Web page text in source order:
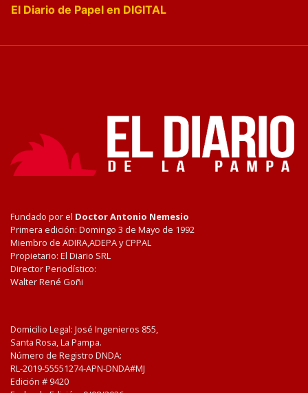
El Diario de Papel en DIGITAL
Fundado por el Doctor Antonio Nemesio
Primera edición: Domingo 3 de Mayo de 1992
Miembro de ADIRA,ADEPA y CPPAL
Propietario: El Diario SRL
Director Periodístico:
Walter René Goñi
Domicilio Legal: José Ingenieros 855,
Santa Rosa, La Pampa.
Número de Registro DNDA:
RL-2019-55551274-APN-DNDA#MJ
Edición # 9420